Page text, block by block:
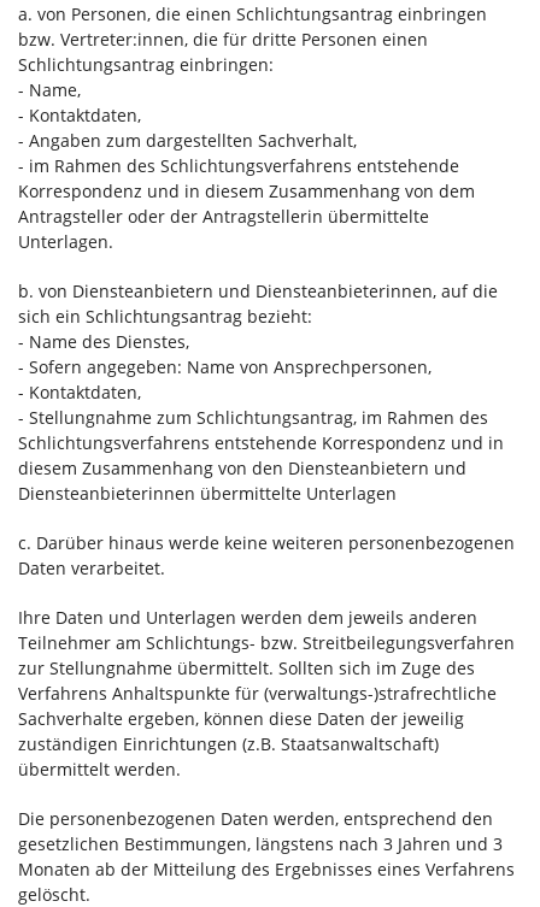
a. von Personen, die einen Schlichtungsantrag einbringen
bzw. Vertreter:innen, die für dritte Personen einen
Schlichtungsantrag einbringen:
- Name,
- Kontaktdaten,
- Angaben zum dargestellten Sachverhalt,
- im Rahmen des Schlichtungsverfahrens entstehende
Korrespondenz und in diesem Zusammenhang von dem
Antragsteller oder der Antragstellerin übermittelte
Unterlagen.
b. von Diensteanbietern und Diensteanbieterinnen, auf die
sich ein Schlichtungsantrag bezieht:
- Name des Dienstes,
- Sofern angegeben: Name von Ansprechpersonen,
- Kontaktdaten,
- Stellungnahme zum Schlichtungsantrag, im Rahmen des
Schlichtungsverfahrens entstehende Korrespondenz und in
diesem Zusammenhang von den Diensteanbietern und
Diensteanbieterinnen übermittelte Unterlagen
c. Darüber hinaus werde keine weiteren personenbezogenen
Daten verarbeitet.
Ihre Daten und Unterlagen werden dem jeweils anderen
Teilnehmer am Schlichtungs- bzw. Streitbeilegungsverfahren
zur Stellungnahme übermittelt. Sollten sich im Zuge des
Verfahrens Anhaltspunkte für (verwaltungs-)strafrechtliche
Sachverhalte ergeben, können diese Daten der jeweilig
zuständigen Einrichtungen (z.B. Staatsanwaltschaft)
übermittelt werden.
Die personenbezogenen Daten werden, entsprechend den
gesetzlichen Bestimmungen, längstens nach 3 Jahren und 3
Monaten ab der Mitteilung des Ergebnisses eines Verfahrens
gelöscht.